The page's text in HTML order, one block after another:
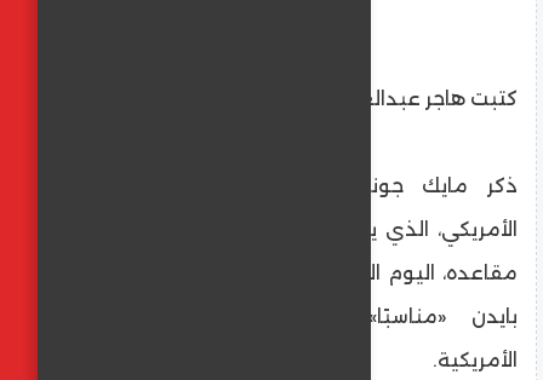
كتبت هاجر عبدالعليم
ذكر مايك جونسون، رئيس مجلس النواب
الأمريكي، الذي يسيطر الجمهوريون على أغلب
مقاعده، اليوم الخميس، أنه لا يعتبر الرئيس جو
بايدن «مناسبًا» لقيادة الولايات المتحدة
الأمريكية.